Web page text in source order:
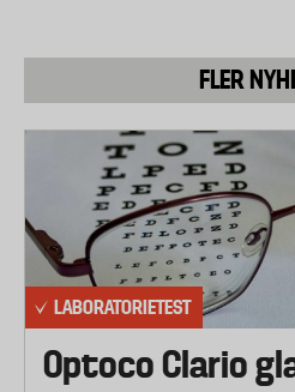
ned hälen ordentligt.
nedförsbacke. Pris: Cirka
Fotbladsskydd
Sätts på främre delen av
uppförsbacke och sämre
säkerställa foten verkligen
kronor.
FLER
LABORATORIETEST
Optoco Clario